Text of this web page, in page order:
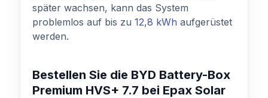
später wachsen, kann das System
problemlos auf bis zu 12,8 kWh aufgerüstet
werden.
Bestellen Sie die BYD Battery-Box
Premium HVS+ 7.7 bei Epax Solar